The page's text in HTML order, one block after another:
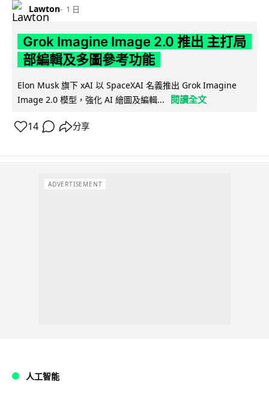
Lawton 1 日
Grok Imagine Image 2.0 推出 主打局
部編輯及多圖參考功能
Elon Musk 旗下 xAI 以 SpaceXAI 名義推出 Grok Imagine
Image 2.0 模型，強化 AI 繪圖及編輯...
閱讀全文
14 分享
ADVERTISEMENT
人工智能